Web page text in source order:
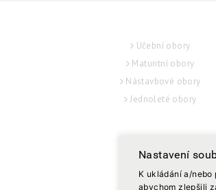
Učební obory
Maturitní obory
Nástavbové obory
Jednoleté obory
Nastavení
K ukládání a/
abychom zlepšili